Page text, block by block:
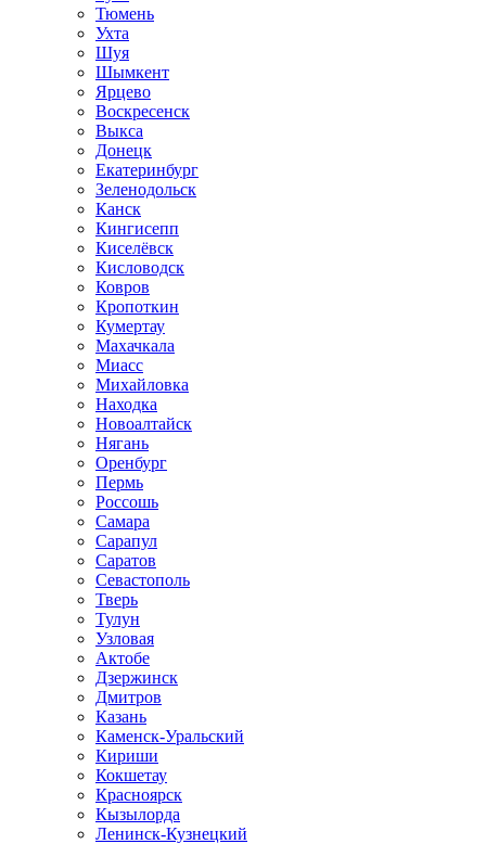
Тюмень
Ухта
Шуя
Шымкент
Ярцево
Воскресенск
Выкса
Донецк
Екатеринбург
Зеленодольск
Канск
Кингисепп
Киселёвск
Кисловодск
Ковров
Кропоткин
Кумертау
Махачкала
Миасс
Михайловка
Находка
Новоалтайск
Нягань
Оренбург
Пермь
Россошь
Самара
Сарапул
Саратов
Севастополь
Тверь
Тулун
Узловая
Актобе
Дзержинск
Дмитров
Казань
Каменск-Уральский
Кириши
Кокшетау
Красноярск
Кызылорда
Ленинск-Кузнецкий